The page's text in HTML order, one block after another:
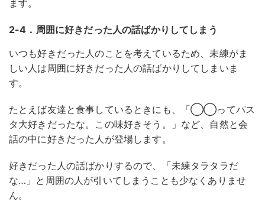
ます。
2-4．周囲に好きだった人の話ばかりしてしまう
いつも好きだった人のことを考えているため、未練がま
しい人は周囲に好きだった人の話ばかりしてしまいま
す。
たとえば友達と食事しているときにも、「◯◯ってパス
タ大好きだったな。この味好きそう。」など、自然と会
話の中に好きだった人が登場します。
好きだった人の話ばかりするので、「未練タラタラだ
な…」と周囲の人が引いてしまうことも少なくありませ
ん。